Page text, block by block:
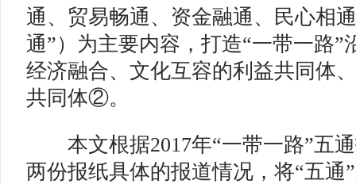
通、贸易畅通、资金融通、民心相
通”）为主要内容，打造“一带一路”
经济融合、文化互容的利益共同体
共同体②。
本文根据2017年“一带一路”五
两份报纸具体的报道情况，将“五通